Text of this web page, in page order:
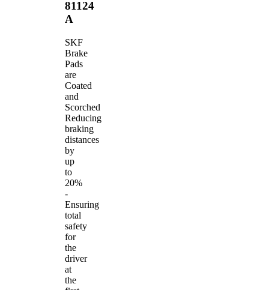
81124
A
SKF
Brake
Pads
are
Coated
and
Scorched
Reducing
braking
distances
by
up
to
20%
-
Ensuring
total
safety
for
the
driver
at
the